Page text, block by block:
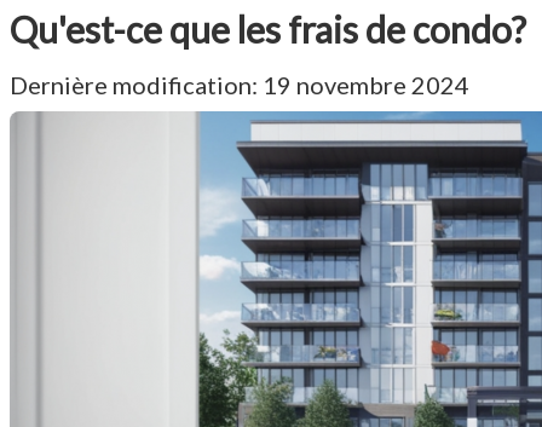
Qu'est-ce que les frais de condo?
Dernière modification: 19 novembre 2024